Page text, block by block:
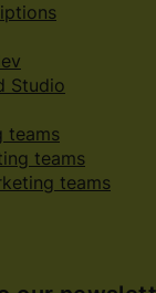
Studio
teams
teams
teams